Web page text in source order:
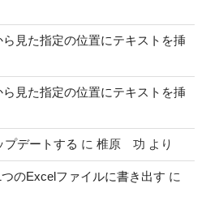
見た指定の位置にテキストを挿
見た指定の位置にテキストを挿
プデートする に 椎原 功 より
のExcelファイルに書き出す に